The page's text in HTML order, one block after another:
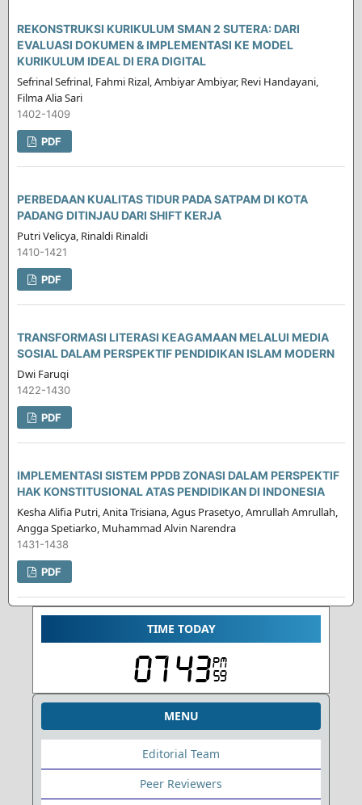
REKONSTRUKSI KURIKULUM SMAN 2 SUTERA: DARI
EVALUASI DOKUMEN & IMPLEMENTASI KE MODEL
KURIKULUM IDEAL DI ERA DIGITAL
Sefrinal Sefrinal, Fahmi Rizal, Ambiyar Ambiyar, Revi Handayani,
Filma Alia Sari
1402-1409
PDF
PERBEDAAN KUALITAS TIDUR PADA SATPAM DI KOTA
PADANG DITINJAU DARI SHIFT KERJA
Putri Velicya, Rinaldi Rinaldi
1410-1421
PDF
TRANSFORMASI LITERASI KEAGAMAAN MELALUI MEDIA
SOSIAL DALAM PERSPEKTIF PENDIDIKAN ISLAM MODERN
Dwi Faruqi
1422-1430
PDF
IMPLEMENTASI SISTEM PPDB ZONASI DALAM PERSPEKTIF
HAK KONSTITUSIONAL ATAS PENDIDIKAN DI INDONESIA
Kesha Alifia Putri, Anita Trisiana, Agus Prasetyo, Amrullah Amrullah,
Angga Spetiarko, Muhammad Alvin Narendra
1431-1438
PDF
TIME TODAY
MENU
Editorial Team
Peer Reviewers